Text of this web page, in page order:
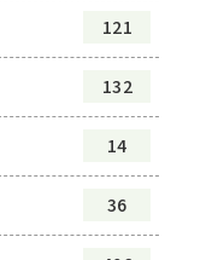
121
132
14
36